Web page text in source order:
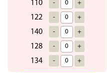
110 - +
122 - +
140 - +
128 - +
134 - +